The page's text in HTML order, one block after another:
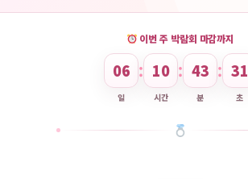
이번 주 박람회 마감까지
06
일
: 10
시간
: 43
분
: 30
초